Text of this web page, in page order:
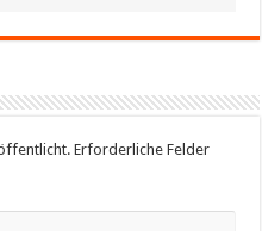
Erforderliche Felder